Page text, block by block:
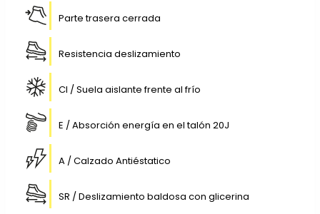
Parte trasera cerrada
Resistencia deslizamiento
CI / Suela aislante frente al frío
E / Absorción energía en el talón 20J
A / Calzado Antiéstatico
SR / Deslizamiento baldosa con glicerina